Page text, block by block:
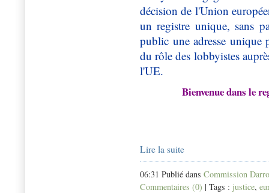
décision de l'Union
un registre unique, sans
public une adresse
du rôle des lobbyistes
l'UE.
Bienvenue dans le
Lire la suite
06:31 Publié dans Commission
Commentaires (0) | Tags : justice,